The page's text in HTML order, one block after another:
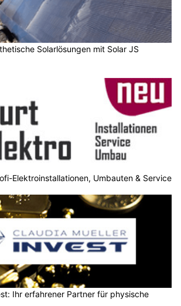
Solarlösungen mit Solar JS
Elektroinstallationen, Umbauten & Service
Ihr erfahrener Partner für physische